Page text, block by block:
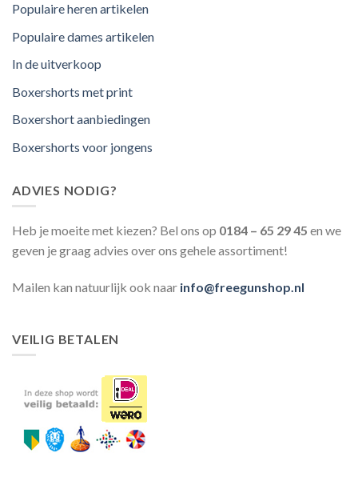
Populaire heren artikelen
Populaire dames artikelen
In de uitverkoop
Boxershorts met print
Boxershort aanbiedingen
Boxershorts voor jongens
ADVIES NODIG?
Heb je moeite met kiezen? Bel ons op 0184 – 65 29 45 en we
geven je graag advies over ons gehele assortiment!
Mailen kan natuurlijk ook naar info@freegunshop.nl
VEILIG BETALEN